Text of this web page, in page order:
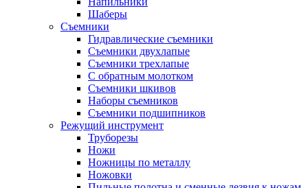
Шаберы
Съемники
Гидравлические съемники
Съемники двухлапые
Съемники трехлапые
С обратным молотком
Съемники шкивов
Наборы съемников
Съемники подшипников
Режущий инструмент
Труборезы
Ножи
Ножницы по металлу
Ножовки